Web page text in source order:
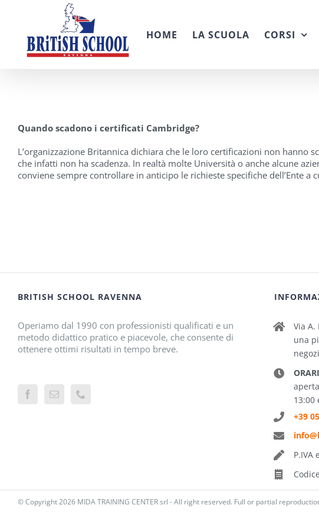
HOME LA SCUOLA CORSI
Quando scadono i certificati Cambridge?
L’organizzazione Britannica dichiara che le loro certificazioni non
che infatti non ha scadenza. In realtà molte Università o anche alcune
conviene sempre controllare in anticipo le richieste specifiche dell’Ente a
BRITISH SCHOOL RAVENNA
Operiamo dal 1990 con professionisti qualificati e un
metodo didattico pratico e piacevole, che consente di
ottenere ottimi risultati in tempo breve.
Via A.
una
13:00
+39
P.IVA
© Copyright2026 MIDA TRAINING CENTER srl - All right reserved. Full or partial